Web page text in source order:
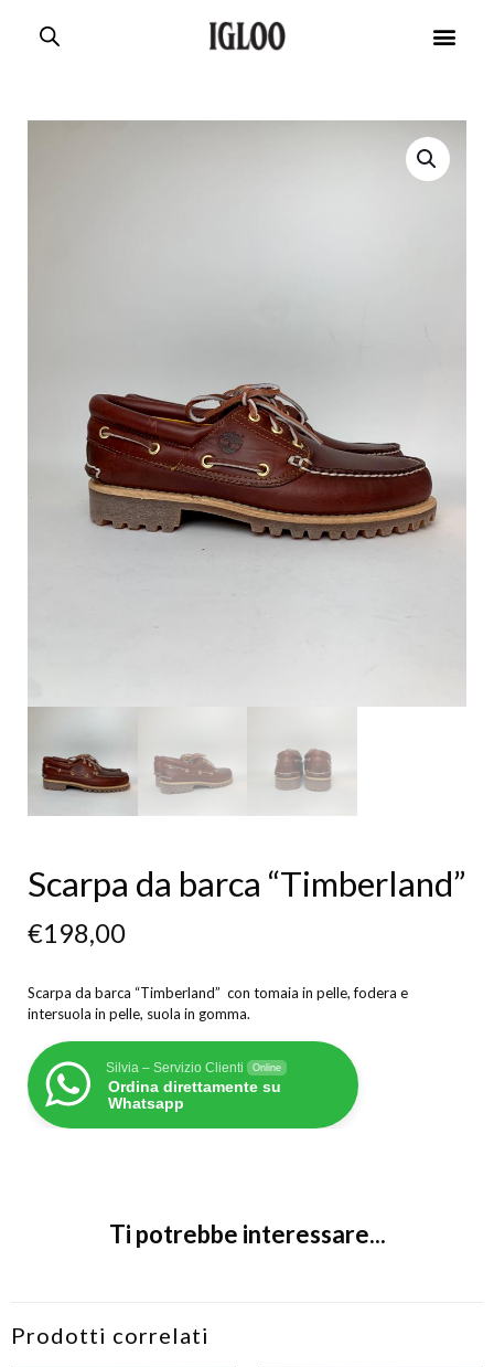
Scarpa da barca “Timberland”
€198,00
Scarpa da barca “Timberland” con tomaia in pelle, fodera e
intersuola in pelle, suola in gomma.
Silvia – Servizio Clienti Online
Ordina direttamente su
Whatsapp
Ti potrebbe interessare...
Prodotti correlati